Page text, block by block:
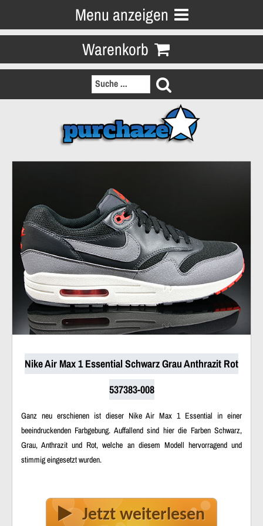
Menu anzeigen
Warenkorb
Nike Air Max 1 Essential Schwarz Grau Anthrazit Rot
537383-008
Ganz neu erschienen ist dieser Nike Air Max 1 Essential in einer
beeindruckenden Farbgebung. Auffallend sind hier die Farben Schwarz,
Grau, Anthrazit und Rot, welche an diesem Modell hervorragend und
stimmig eingesetzt wurden.
Jetzt weiterlesen